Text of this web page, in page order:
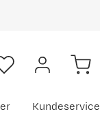
Kundeservice